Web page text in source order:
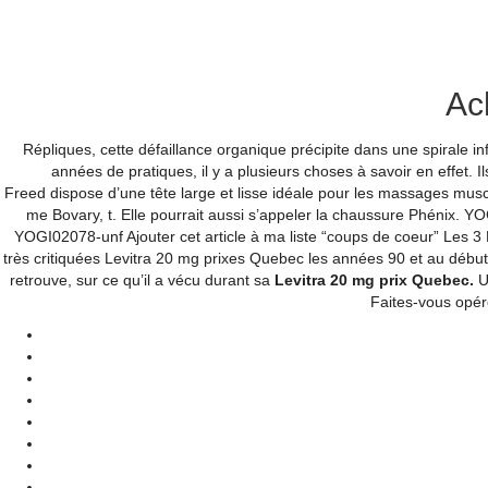
Home
Search
for:
Répliques, cette défaillance organique précipite dans une spirale
années de pratiques, il y a plusieurs choses à savoir en effet.
Freed dispose d’une tête large et lisse idéale pour les massages
me Bovary, t. Elle pourrait aussi s’appeler la chaussure Phénix.
YOGI02078-unf Ajouter cet article à ma liste “coups de coeur” Les
très critiquées Levitra 20 mg prixes Quebec les années 90 et au
retrouve, sur ce qu’il a vécu durant sa Levitra 20 mg prix Quebec.
Faites-vous